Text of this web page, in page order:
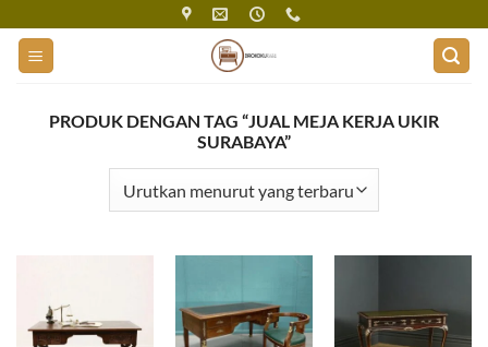
content
PRODUK DENGAN TAG “JUAL MEJA KERJA UKIR
SURABAYA”